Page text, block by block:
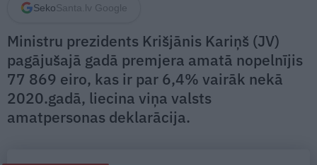
Seko Santa.lv Google
Ministru prezidents Krišjānis Kariņš (JV)
pagājušajā gadā premjera amatā nopelnījis
77 869 eiro, kas ir par 6,4% vairāk nekā
2020.gadā, liecina viņa valsts
amatpersonas deklarācija.